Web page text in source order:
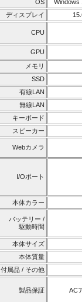
OS
Windows
ディスプレイ
CPU
GPU
メモリ
SSD
有線LAN
無線LAN
キーボード
スピーカー
Webカメラ
I/Oポート
本体カラー
バッテリー /
駆動時間
本体サイズ
本体質量
付属品 / その他
製品保証
AC